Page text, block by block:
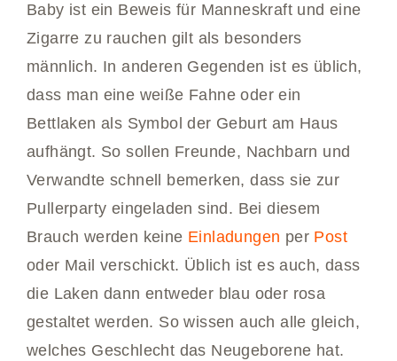
Baby ist ein Beweis für Manneskraft und eine
Zigarre zu rauchen gilt als besonders
männlich. In anderen Gegenden ist es üblich,
dass man eine weiße Fahne oder ein
Bettlaken als Symbol der Geburt am Haus
aufhängt. So sollen Freunde, Nachbarn und
Verwandte schnell bemerken, dass sie zur
Pullerparty eingeladen sind. Bei diesem
Brauch werden keine Einladungen per Post
oder Mail verschickt. Üblich ist es auch, dass
die Laken dann entweder blau oder rosa
gestaltet werden. So wissen auch alle gleich,
welches Geschlecht das Neugeborene hat.